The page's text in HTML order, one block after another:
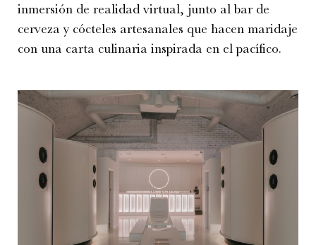
inmersión de realidad virtual, junto al bar de
cerveza y cócteles artesanales que hacen maridaje
con una carta culinaria inspirada en el pacífico.